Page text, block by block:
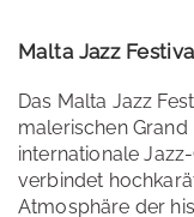
Malta Jazz
Das Malta Jazz
malerischen
internationale
verbindet
Atmosphäre der